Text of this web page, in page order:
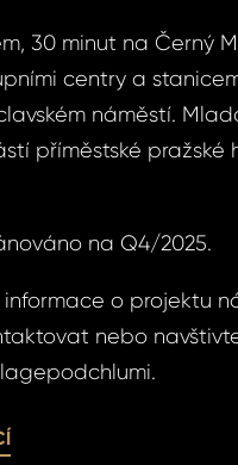
30 minut na Černý
centry a
náměstí.
příměstské pražské
na Q4/2025.
informace o projektu
nebo